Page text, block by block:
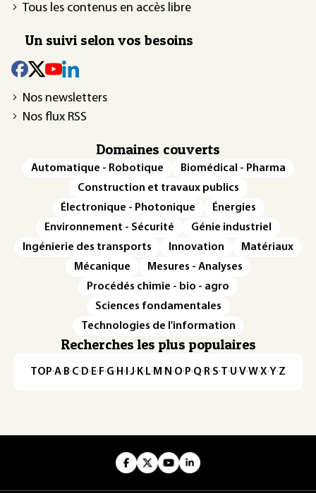
Tous les contenus en accès libre
Un suivi selon vos besoins
Nos newsletters
Nos flux RSS
Domaines couverts
Automatique - Robotique
Biomédical - Pharma
Construction et travaux publics
Électronique - Photonique
Énergies
Environnement - Sécurité
Génie industriel
Ingénierie des transports
Innovation
Matériaux
Mécanique
Mesures - Analyses
Procédés chimie - bio - agro
Sciences fondamentales
Technologies de l'information
Recherches les plus populaires
TOP·A·B·C· D· E· F·G· H · ·J· K· L· M · N ·O· P·Q· R·S·T·U·V·W·X·Y·Z